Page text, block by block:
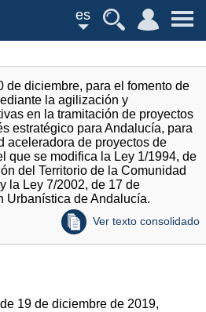
es
de diciembre, para el fomento de
la agilización y
en la tramitación de proyectos
estratégico para Andalucía, para
aceleradora de proyectos de
que se modifica la Ley 1/1994, de
del Territorio de la Comunidad
la Ley 7/2002, de 17 de
Urbanística de Andalucía.
Ver texto consolidado
19 de diciembre de 2019,